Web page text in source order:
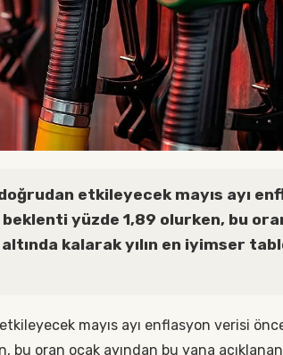
etkileyecek mayıs ayı
yüzde 1,89 olurken, bu
kalarak yılın en iyimser
mayıs ayı enflasyon verisi
bu oran ocak ayından bu yana